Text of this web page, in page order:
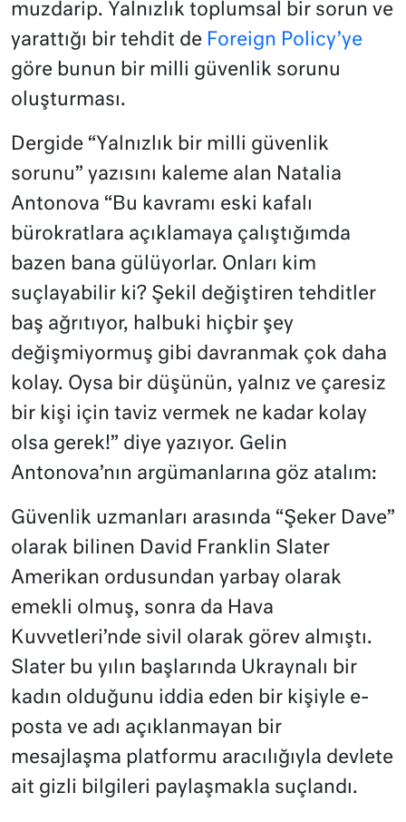
muzdarip. Yalnızlık toplumsal bir sorun ve
yarattığı bir tehdit de Foreign Policy’ye
göre bunun bir milli güvenlik sorunu
oluşturması.
Dergide “Yalnızlık bir milli güvenlik
sorunu” yazısını kaleme alan Natalia
Antonova “Bu kavramı eski kafalı
bürokratlara açıklamaya çalıştığımda
bazen bana gülüyorlar. Onları kim
suçlayabilir ki? Şekil değiştiren tehditler
baş ağrıtıyor, halbuki hiçbir şey
değişmiyormuş gibi davranmak çok daha
kolay. Oysa bir düşünün, yalnız ve çaresiz
bir kişi için taviz vermek ne kadar kolay
olsa gerek!” diye yazıyor. Gelin
Antonova’nın argümanlarına göz atalım:
Güvenlik uzmanları arasında “Şeker Dave”
olarak bilinen David Franklin Slater
Amerikan ordusundan yarbay olarak
emekli olmuş, sonra da Hava
Kuvvetleri’nde sivil olarak görev almıştı.
Slater bu yılın başlarında Ukraynalı bir
kadın olduğunu iddia eden bir kişiyle e-
posta ve adı açıklanmayan bir
mesajlaşma platformu aracılığıyla devlete
ait gizli bilgileri paylaşmakla suçlandı.